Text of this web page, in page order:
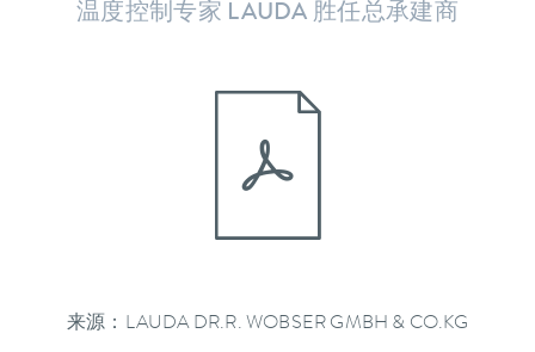
温度控制专家 LAUDA 胜任总承建商
来源：LAUDA DR.R. WOBSER GMBH & CO.KG